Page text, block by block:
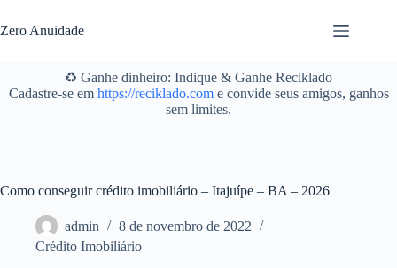
para
o
Zero Anuidade
♻️ Ganhe dinheiro: Indique & Ganhe Reciklado
Cadastre-se em https://reciklado.come convide seus amigos, ganhos
sem limites.
Como conseguir crédito imobiliário – Itajuípe – BA – 2026
admin
8 de novembro de 2022
Crédito Imobiliário